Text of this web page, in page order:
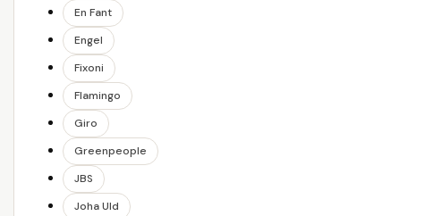
En Fant
Engel
Fixoni
Flamingo
Giro
Greenpeople
JBS
Joha Uld